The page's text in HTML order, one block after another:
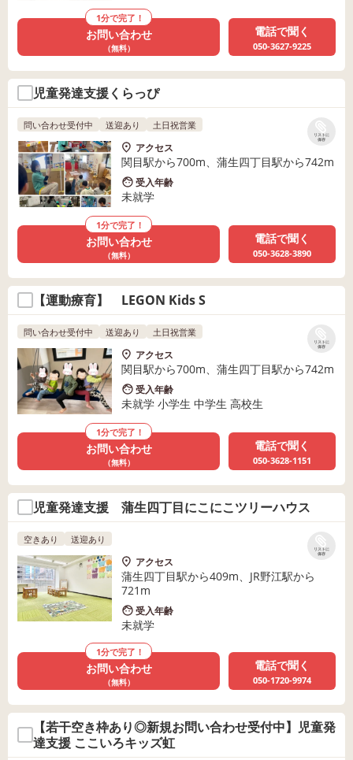
1分で完了！
お問い合わせ
（無料）
電話で聞く
050-3627-9225
児童発達支援くらっぴ
リストに
保存
問い合わせ受付中 送迎あり 土日祝営業
アクセス
関目駅から700m、蒲生四丁目駅から742m
受入年齢
未就学
1分で完了！
お問い合わせ
（無料）
電話で聞く
050-3628-3890
【運動療育】 LEGON Kids S
リストに
保存
問い合わせ受付中 送迎あり 土日祝営業
アクセス
関目駅から700m、蒲生四丁目駅から742m
受入年齢
未就学 小学生 中学生 高校生
1分で完了！
お問い合わせ
（無料）
電話で聞く
050-3628-1151
児童発達支援 蒲生四丁目にこにこツリーハウス
リストに
保存
空きあり 送迎あり
アクセス
蒲生四丁目駅から409m、JR野江駅から
721m
受入年齢
未就学
1分で完了！
お問い合わせ
（無料）
電話で聞く
050-1720-9974
【若干空き枠あり◎新規お問い合わせ受付中】児童発
達支援 ここいろキッズ虹